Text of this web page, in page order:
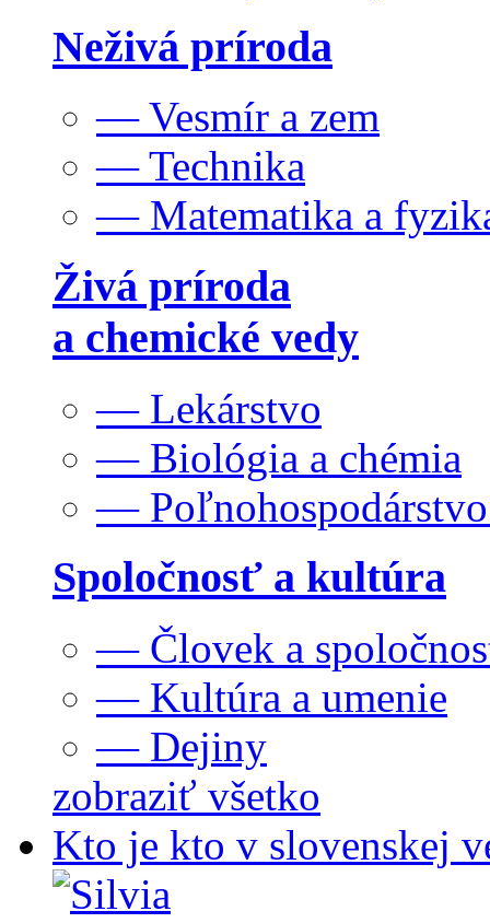
Neživá príroda
— Vesmír a zem
— Technika
— Matematika a
Živá príroda
a chemické vedy
— Lekárstvo
— Biológia a chémia
—
Spoločnosť a kultúra
— Človek a
— Kultúra a umenie
— Dejiny
zobraziť všetko
Kto je kto v slovenskej